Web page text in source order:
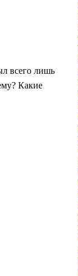
всего лишь
Какие